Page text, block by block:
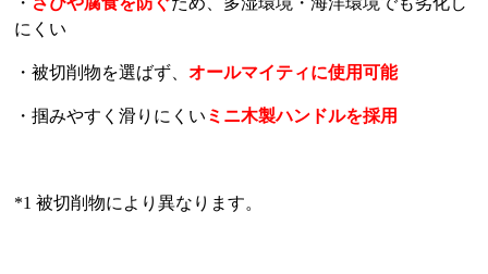
にくい
・被切削物を選ばず、 オールマイティに使用可能
・掴みやすく滑りにくい ミニ木製ハンドルを採用
*1 被切削物により異なります。